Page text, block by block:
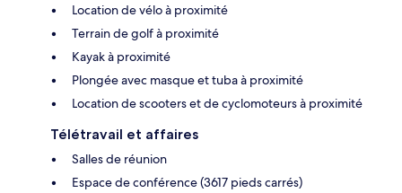
Location de vélo à proximité
Terrain de golf à proximité
Kayak à proximité
Plongée avec masque et tuba à proximité
Location de scooters et de cyclomoteurs à proximité
Télétravail et affaires
Salles de réunion
Espace de conférence (3617 pieds carrés)